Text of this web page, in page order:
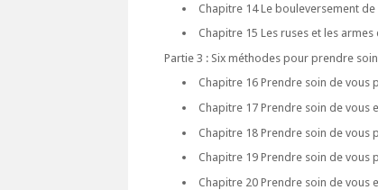
Chapitre 14 Le bouleversement
Chapitre 15 Les ruses et les
Partie 3 : Six méthodes pour prendre
Chapitre 16 Prendre soin de vous
Chapitre 17 Prendre soin de vous
Chapitre 18 Prendre soin de vous
Chapitre 19 Prendre soin de vous
Chapitre 20 Prendre soin de vous